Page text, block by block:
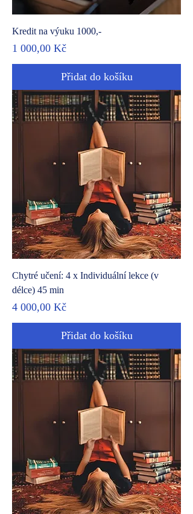
Kredit na výuku 1000,-
Cena
1 000,00 Kč
Přidat do košíku
Chytré učení: 4 x Individuální lekce (v
délce) 45 min
Cena
4 000,00 Kč
Přidat do košíku